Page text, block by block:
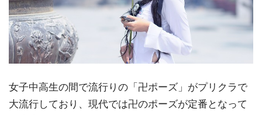
女子中高生の間で流行りの「卍ポーズ」がプリクラで
大流行しており、現代では卍のポーズが定番となって